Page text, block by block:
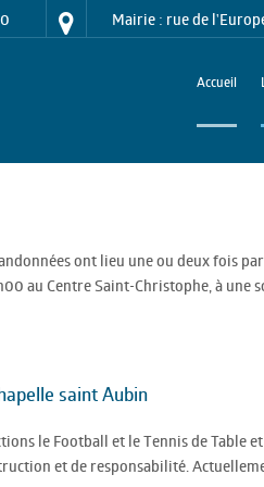
Mairie : rue de
Accueil
ont lieu une ou deux fois
au Centre Saint-Christophe, à
saint Aubin
le Football et le Tennis de
et de responsabilité.